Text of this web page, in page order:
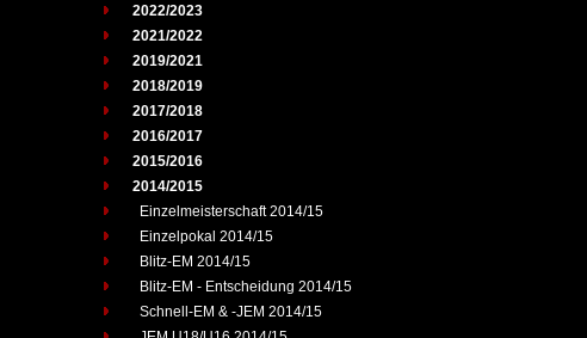
2022/2023
2021/2022
2019/2021
2018/2019
2017/2018
2016/2017
2015/2016
2014/2015
Einzelmeisterschaft 2014/15
Einzelpokal 2014/15
Blitz-EM 2014/15
Blitz-EM - Entscheidung 2014/15
Schnell-EM & -JEM 2014/15